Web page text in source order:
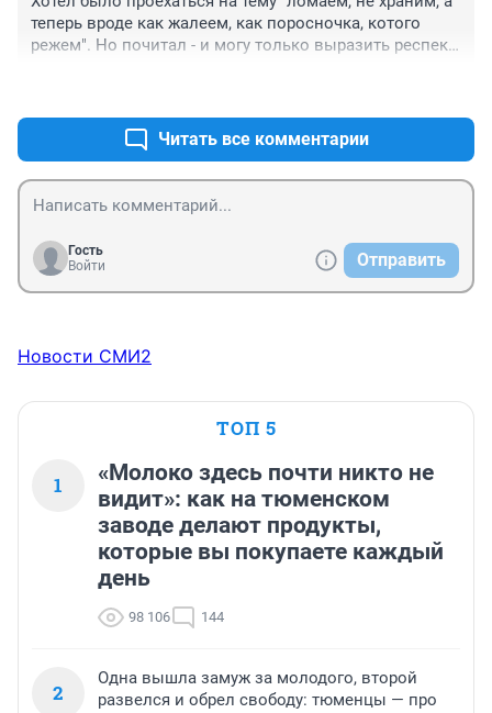
теперь вроде как жалеем, как поросночка, котого
режем". Но почитал - и могу только выразить респект
Читать все комментарии
Гость
Войти
Отправить
Новости СМИ2
ТОП 5
1
«Молоко здесь почти никто не
видит»: как на тюменском
заводе делают продукты,
которые вы покупаете каждый
день
98 106 144
2
Одна вышла замуж за молодого, второй
развелся и обрел свободу: тюменцы — про